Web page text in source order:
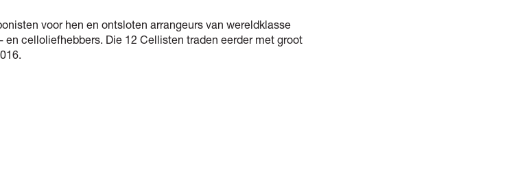
voor hen en ontsloten arrangeurs van wereldklasse
celloliefhebbers. Die 12 Cellisten traden eerder met groot